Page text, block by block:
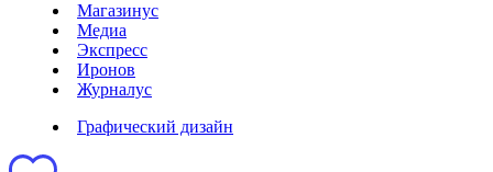
Магазинус
Медиа
Экспресс
Иронов
Журналус
Графический дизайн